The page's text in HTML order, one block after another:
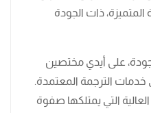
ذات الجودة
على أيدي مختصين
الترجمة المعتمدة.
التي يمتلكها صفوة